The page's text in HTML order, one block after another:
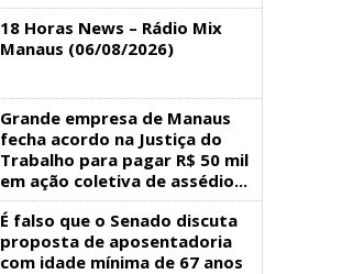
18 Horas News​​​​​​​​​​​​ – Rádio Mix
Manaus (06/08/2026)
Grande empresa de Manaus
fecha acordo na Justiça do
Trabalho para pagar R$ 50 mil
em ação coletiva de assédio...
É falso que o Senado discuta
proposta de aposentadoria
com idade mínima de 67 anos